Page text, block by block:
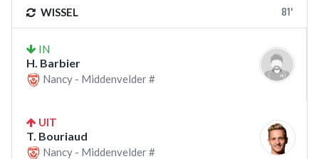
WISSEL 81'
IN
H. Barbier
Nancy - Middenvelder #
UIT
T. Bouriaud
Nancy - Middenvelder #